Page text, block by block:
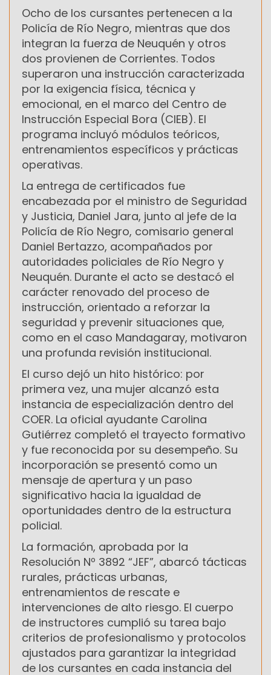
Ocho de los cursantes pertenecen a la
Policía de Río Negro, mientras que dos
integran la fuerza de Neuquén y otros
dos provienen de Corrientes. Todos
superaron una instrucción caracterizada
por la exigencia física, técnica y
emocional, en el marco del Centro de
Instrucción Especial Bora (CIEB). El
programa incluyó módulos teóricos,
entrenamientos específicos y prácticas
operativas.
La entrega de certificados fue
encabezada por el ministro de Seguridad
y Justicia, Daniel Jara, junto al jefe de la
Policía de Río Negro, comisario general
Daniel Bertazzo, acompañados por
autoridades policiales de Río Negro y
Neuquén. Durante el acto se destacó el
carácter renovado del proceso de
instrucción, orientado a reforzar la
seguridad y prevenir situaciones que,
como en el caso Mandagaray, motivaron
una profunda revisión institucional.
El curso dejó un hito histórico: por
primera vez, una mujer alcanzó esta
instancia de especialización dentro del
COER. La oficial ayudante Carolina
Gutiérrez completó el trayecto formativo
y fue reconocida por su desempeño. Su
incorporación se presentó como un
mensaje de apertura y un paso
significativo hacia la igualdad de
oportunidades dentro de la estructura
policial.
La formación, aprobada por la
Resolución Nº 3892 “JEF”, abarcó tácticas
rurales, prácticas urbanas,
entrenamientos de rescate e
intervenciones de alto riesgo. El cuerpo
de instructores cumplió su tarea bajo
criterios de profesionalismo y protocolos
ajustados para garantizar la integridad
de los cursantes en cada instancia del